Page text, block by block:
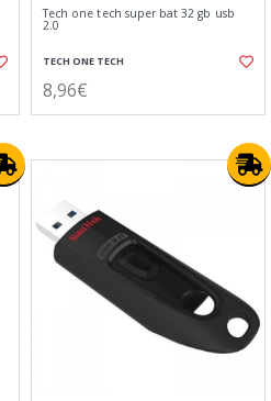
Tech one tech super bat 32 gb usb
2.0
TECH ONE TECH
8,96€